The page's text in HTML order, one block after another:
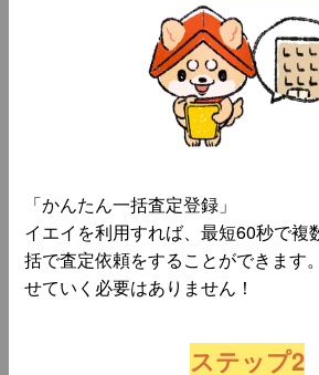
「かんたん一括査定登録」
イエイを利用すれば、最短60秒で複
括で査定依頼をすることができます
せていく必要はありません！
ステップ2